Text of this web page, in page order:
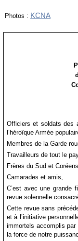
Photos : KCNA
Officiers et soldats des
l’héroïque Armée
Membres de la Garde
Travailleurs de tout le
Frères du Sud et
Camarades et amis,
C’est avec une grande
revue solennelle
Cette revue sans
et à l’initiative
immortels accomplis par
la force de notre